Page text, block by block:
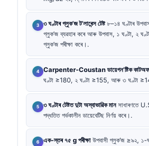
৩ ঘণ্টাৰ গ্লুক’জ ট’লাৰেন্স টেষ্ট৮–১৪ ঘণ্টাৰ
গ্লুক’জ ব্যৱহাৰ কৰে আৰু উপবাস, ১ ঘণ্টা, ২
গ্লুক’জ পৰীক্ষা কৰে।.
Carpenter-Coustan ডায়েগন’ষ্টিক কাটঅফ
ঘণ্টা ≥180, ২ ঘণ্টা ≥155, আৰু ৩ ঘণ্টা
৩ ঘণ্টাৰ টেষ্টত দুটা অস্বাভাৱিক মানসাধাৰণতে
পদ্ধতিত গৰ্ভকালীন ডায়েবেটিছ নিৰ্ণয় কৰে।.
এক-স্তৰ ৭৫ g পৰীক্ষা উপবাসী গ্লুক’জ ≥৯২,